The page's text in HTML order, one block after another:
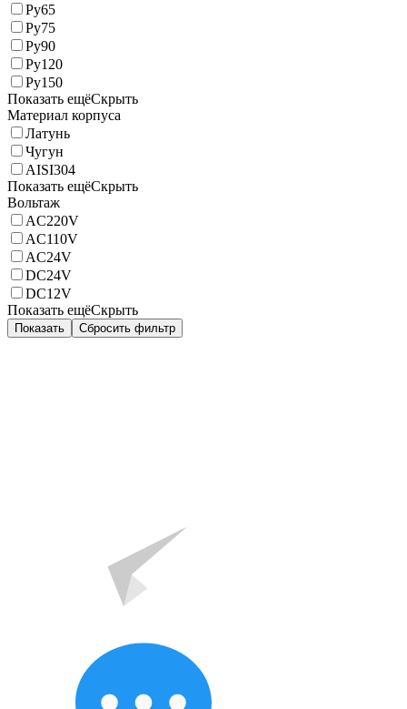
Ру65
Ру75
Ру90
Ру120
Ру150
Показать ещёСкрыть
Материал корпуса
Латунь
Чугун
AISI304
Показать ещёСкрыть
Вольтаж
AC220V
AC110V
AC24V
DC24V
DC12V
Показать ещёСкрыть
Показать Сбросить фильтр